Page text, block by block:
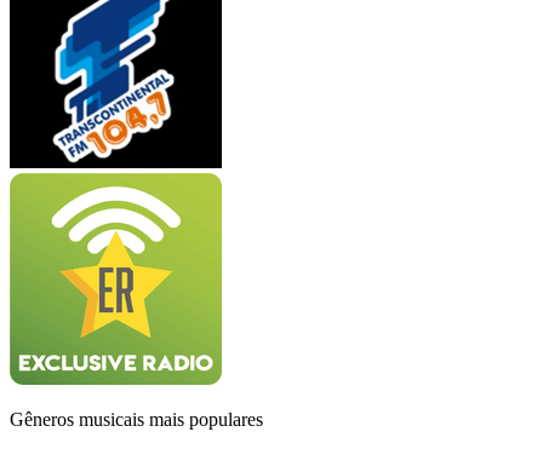
Gêneros musicais mais populares